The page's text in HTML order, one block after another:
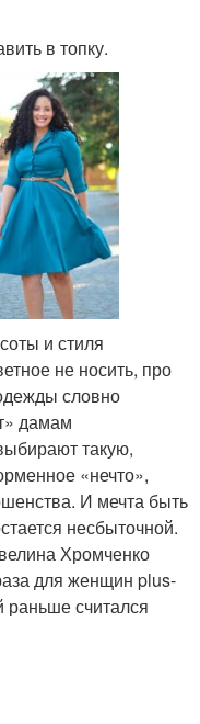
в топку.
и стиля
не носить, про
словно
дамам
такую,
«нечто»,
И мечта быть
несбыточной.
Хромченко
для женщин plus-
раньше считался